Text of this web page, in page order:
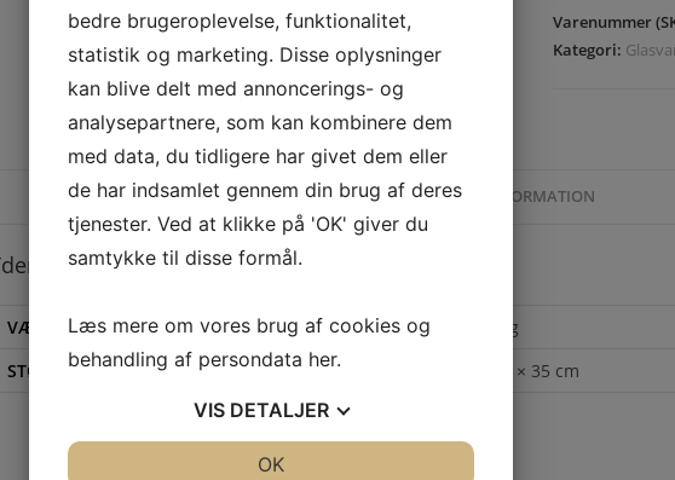
Varenummer
Kategori:
YDERLIGERE INFORMATION
information
VÆGT
1,575 kg
STØRRELSE
16 × 16 × 35 cm
bedre brugeroplevelse, funktionalitet,
statistik og marketing. Disse oplysninger
kan blive delt med annoncerings- og
analysepartnere, som kan kombinere dem
med data, du tidligere har givet dem eller
de har indsamlet gennem din brug af deres
tjenester. Ved at klikke på 'OK' giver du
samtykke til disse formål.
Læs mere om vores brug af cookies og
behandling af persondata her.
VIS DETALJER
OK